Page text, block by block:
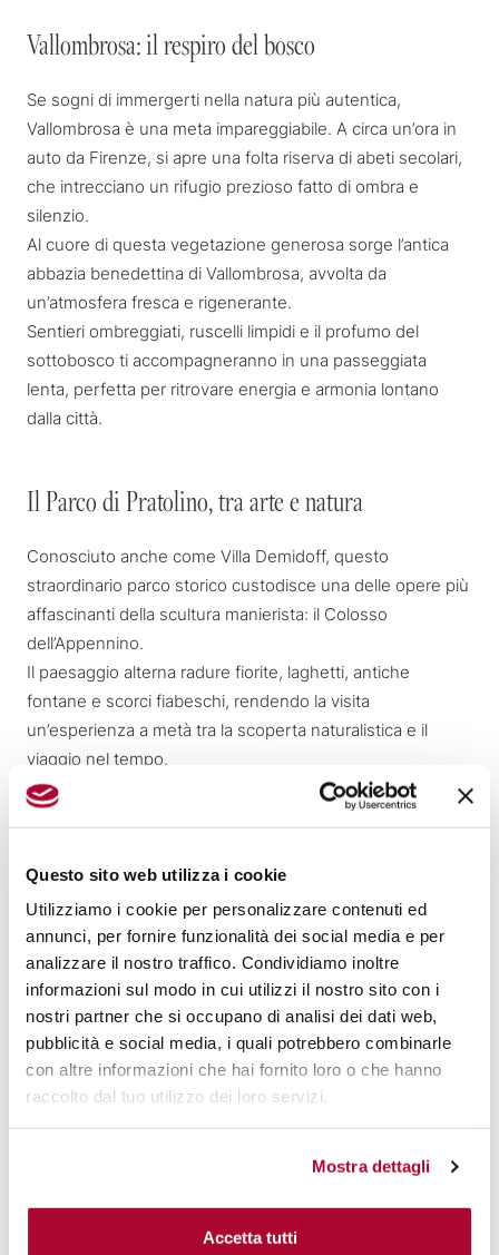
Questo sito web utilizza i cookie
Utilizziamo i cookie per personalizzare contenuti ed
annunci, per fornire funzionalità dei social media e per
analizzare il nostro traffico. Condividiamo inoltre
informazioni sul modo in cui utilizzi il nostro sito con i
nostri partner che si occupano di analisi dei dati web,
pubblicità e social media, i quali potrebbero combinarle
con altre informazioni che hai fornito loro o che hanno
raccolto dal tuo utilizzo dei loro servizi.
Mostra dettagli
Accetta tutti
Vallombrosa: il respiro del bosco
Vallombrosa: il respiro del bosco
Se sogni di immergerti nella natura più autentica,
Vallombrosa è una meta impareggiabile. A circa un’ora in
auto da Firenze, si apre una folta riserva di abeti secolari,
che intrecciano un rifugio prezioso fatto di ombra e
silenzio.
Al cuore di questa vegetazione generosa sorge l’antica
abbazia benedettina di Vallombrosa, avvolta da
un’atmosfera fresca e rigenerante.
Sentieri ombreggiati, ruscelli limpidi e il profumo del
sottobosco ti accompagneranno in una passeggiata
lenta, perfetta per ritrovare energia e armonia lontano
dalla città.
Il Parco di Pratolino, tra arte e natura
Il Parco di Pratolino, tra arte e natura
Conosciuto anche come Villa Demidoff, questo
straordinario parco storico custodisce una delle opere più
affascinanti della scultura manierista: il Colosso
dell’Appennino.
Il paesaggio alterna radure fiorite, laghetti, antiche
fontane e scorci fiabeschi, rendendo la visita
un’esperienza a metà tra la scoperta naturalistica e il
viaggio nel tempo.
Un’oasi verde a meno di mezz’ora dall’Hotel Orto de’
Greve in Chianti dalle vigne profumate
Greve in Chianti dalle vigne profumate
Tra le dolci curve del Chianti, Greve è una piccola gemma
dove il tempo sembra rallentare. A meno di un’ora da
Firenze, offre cantine da scoprire, panorami da cartolina e
botteghe artigiane in cui smarrire la via del ritorno.
Degusta un calice di ottimo vino Chianti
pergolato, passeggia tra filari ordinati e assapora
l’essenza più autentica della campagna toscana.